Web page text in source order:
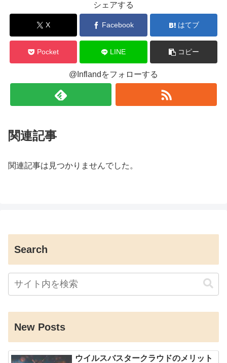
シェアする
X Facebook はてブ
Pocket LINE コピー
@Inflandをフォローする
関連記事
関連記事は見つかりませんでした。
Search
New Posts
ウイルスバスタークラウドのメリット